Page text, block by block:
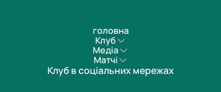
головна
Клуб
Медіа
Матчі
Клуб в соціальних мережах